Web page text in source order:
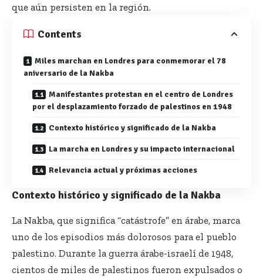
que aún persisten en la región.
Contents
Miles marchan en Londres para conmemorar el 78
aniversario de la Nakba
Manifestantes protestan en el centro de Londres
por el desplazamiento forzado de palestinos en 1948
Contexto histórico y significado de la Nakba
La marcha en Londres y su impacto internacional
Relevancia actual y próximas acciones
Contexto histórico y significado de la Nakba
La Nakba, que significa “catástrofe” en árabe, marca
uno de los episodios más dolorosos para el pueblo
palestino. Durante la guerra árabe-israelí de 1948,
cientos de miles de palestinos fueron expulsados o